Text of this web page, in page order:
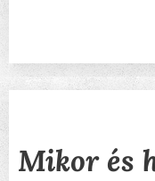
Mikor és